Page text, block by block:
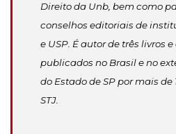
Direito da Unb, bem como
conselhos editoriais de
e USP. É autor de três livros
publicados no Brasil e no
do Estado de SP por mais de
STJ.